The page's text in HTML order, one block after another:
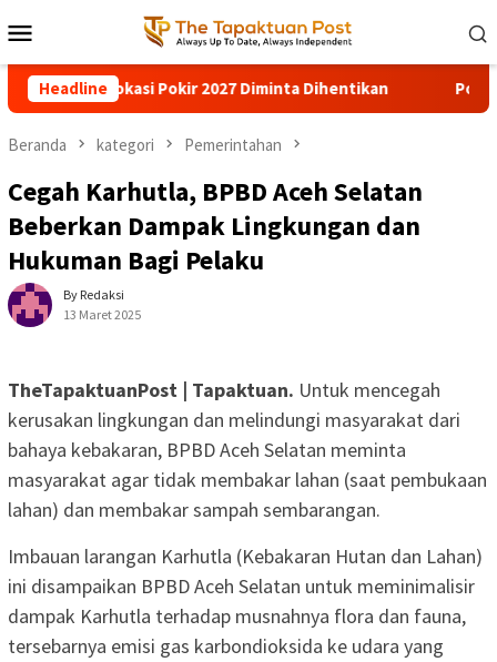
ke
kontenMobile
Headline
Pokir 2027 Diminta Dihentikan Pohon Besar Tumbang
Beranda kategori Pemerintahan
Cegah Karhutla, BPBD Aceh Selatan
Beberkan Dampak Lingkungan dan
Hukuman Bagi Pelaku
By Redaksi
13 Maret 2025
TheTapaktuanPost | Tapaktuan. Untuk mencegah
kerusakan lingkungan dan melindungi masyarakat dari
bahaya kebakaran, BPBD Aceh Selatan meminta
masyarakat agar tidak membakar lahan (saat pembukaan
lahan) dan membakar sampah sembarangan.
Imbauan larangan Karhutla (Kebakaran Hutan dan Lahan)
ini disampaikan BPBD Aceh Selatan untuk meminimalisir
dampak Karhutla terhadap musnahnya flora dan fauna,
tersebarnya emisi gas karbondioksida ke udara yang